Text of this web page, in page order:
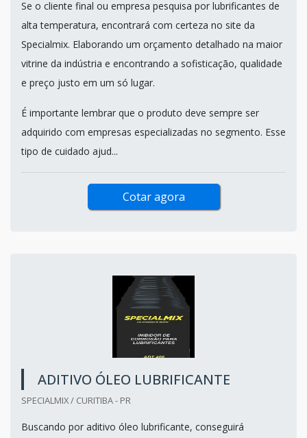
Se o cliente final ou empresa pesquisa por lubrificantes de
alta temperatura, encontrará com certeza no site da
Specialmix. Elaborando um orçamento detalhado na maior
vitrine da indústria e encontrando a sofisticação, qualidade
e preço justo em um só lugar.
É importante lembrar que o produto deve sempre ser
adquirido com empresas especializadas no segmento. Esse
tipo de cuidado ajud...
Cotar agora
ADITIVO ÓLEO LUBRIFICANTE
SPECIALMIX / CURITIBA - PR
Buscando por aditivo óleo lubrificante, conseguirá